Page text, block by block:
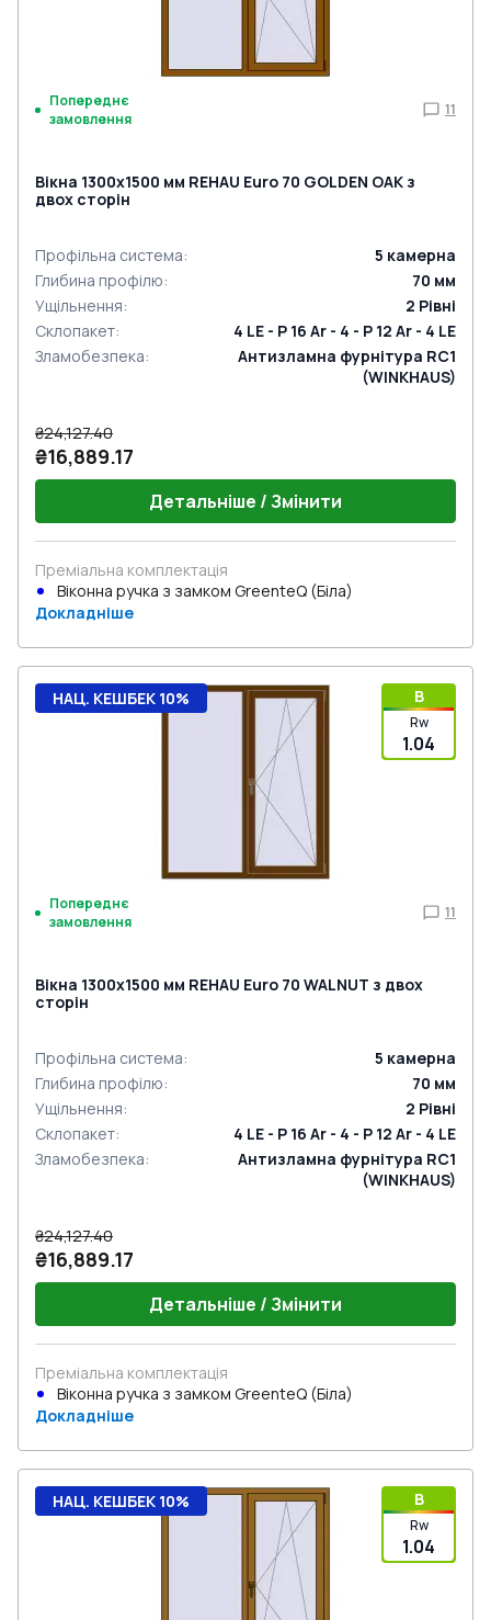
Попереднє
замовлення
11
Вікна 1300x1500 мм REHAU Euro 70 GOLDEN OAK з
двох сторін
Профільна система: 5 камерна
Глибина профілю: 70 мм
Ущільнення: 2 Рівні
Склопакет:
4 LE - P 16 Ar - 4 - P 12 Ar - 4 LE
Зламобезпека:
Антизламна фурнітура RC1
(WINKHAUS)
₴24,127.40
₴16,889.17
Детальніше / Змінити
Преміальна комплектація
Віконна ручка з замком GreenteQ (Біла)
Докладніше
B
Rw
1.04
НАЦ. КЕШБЕК 10%
Попереднє
замовлення
11
Вікна 1300x1500 мм REHAU Euro 70 WALNUT з двох
сторін
Профільна система: 5 камерна
Глибина профілю: 70 мм
Ущільнення: 2 Рівні
Склопакет:
4 LE - P 16 Ar - 4 - P 12 Ar - 4 LE
Зламобезпека:
Антизламна фурнітура RC1
(WINKHAUS)
₴24,127.40
₴16,889.17
Детальніше / Змінити
Преміальна комплектація
Віконна ручка з замком GreenteQ (Біла)
Докладніше
B
Rw
1.04
НАЦ. КЕШБЕК 10%